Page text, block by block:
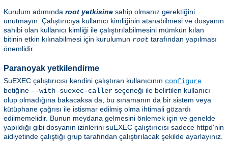
Kurulum adımında root yetkisine sahip olmanız gerektiğini
unutmayın. Çalıştırıcıya kullanıcı kimliğinin atanabilmesi ve dosyanın
sahibi olan kullanıcı kimliği ile çalıştırılabilmesini mümkün kılan
bitinin etkin kılınabilmesi için kurulumun root tarafından yapılması
önemlidir.
Paranoyak yetkilendirme
SuEXEC çalıştırıcısı kendini çalıştıran kullanıcının configure
betiğine --with-suexec-caller seçeneği ile belirtilen kullanıcı
olup olmadığına bakacaksa da, bu sınamanın da bir sistem veya
kütüphane çağrısı ile istismar edilmiş olma ihtimali gözardı
edilmemelidir. Bunun meydana gelmesini önlemek için ve genelde
yapıldığı gibi dosyanın izinlerini suEXEC çalıştırıcısı sadece httpd'nin
aidiyetinde çalıştığı grup tarafından çalıştırılacak şekilde ayarlayınız.